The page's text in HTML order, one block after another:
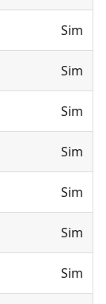
Sim
Sim
Sim
Sim
Sim
Sim
Sim